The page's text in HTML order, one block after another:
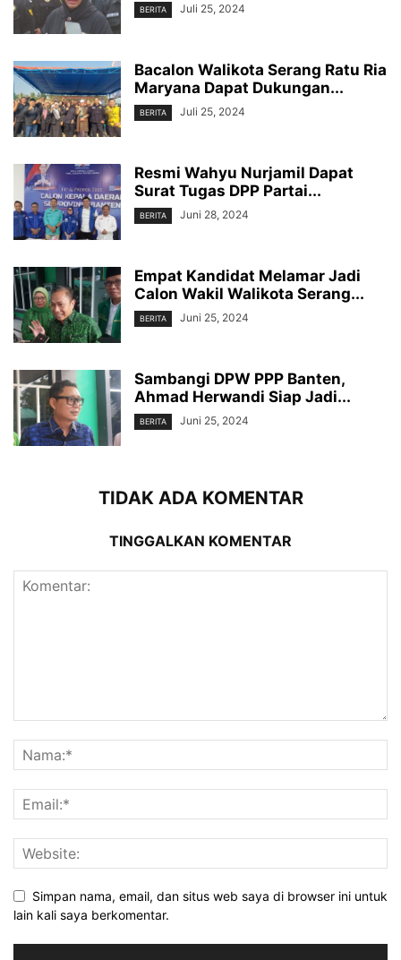
BERITA Juli 25, 2024
Bacalon Walikota Serang Ratu Ria
Maryana Dapat Dukungan...
BERITA Juli 25, 2024
Resmi Wahyu Nurjamil Dapat
Surat Tugas DPP Partai...
BERITA Juni 28, 2024
Empat Kandidat Melamar Jadi
Calon Wakil Walikota Serang...
BERITA Juni 25, 2024
Sambangi DPW PPP Banten,
Ahmad Herwandi Siap Jadi...
BERITA Juni 25, 2024
TIDAK ADA KOMENTAR
TINGGALKAN KOMENTAR
Simpan nama, email, dan situs web saya di browser ini untuk
lain kali saya berkomentar.